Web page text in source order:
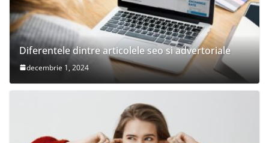
Diferentele dintre articolele seo si advertoriale
decembrie 1, 2024